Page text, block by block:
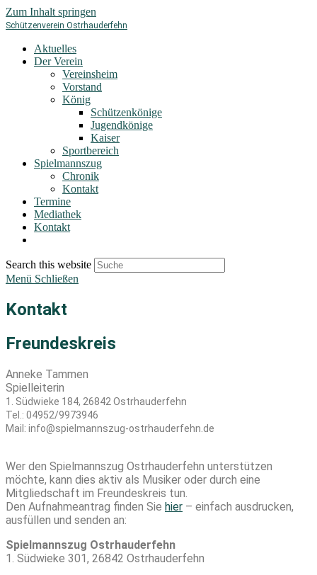
Zum Inhalt springen
Schützenverein Ostrhauderfehn
Aktuelles
Der Verein
Vereinsheim
Vorstand
König
Schützenkönige
Jugendkönige
Kaiser
Sportbereich
Spielmannszug
Chronik
Kontakt
Termine
Mediathek
Kontakt
Search this website
Menü Schließen
Kontakt
Freundeskreis
Anneke Tammen
Spielleiterin
1. Südwieke 184, 26842 Ostrhauderfehn
Tel.: 04952/9973946
Mail: info@spielmannszug-ostrhauderfehn.de
Wer den Spielmannszug Ostrhauderfehn unterstützen
möchte, kann dies aktiv als Musiker oder durch eine
Mitgliedschaft im Freundeskreis tun.
Den Aufnahmeantrag finden Sie hier – einfach ausdrucken,
ausfüllen und senden an:
Spielmannszug Ostrhauderfehn
1. Südwieke 301, 26842 Ostrhauderfehn